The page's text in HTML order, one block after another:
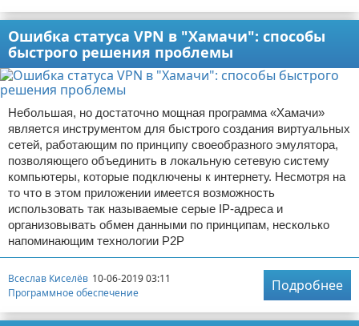
Ошибка статуса VPN в "Хамачи": способы
быстрого решения проблемы
Небольшая, но достаточно мощная программа «Хамачи»
является инструментом для быстрого создания виртуальных
сетей, работающим по принципу своеобразного эмулятора,
позволяющего объединить в локальную сетевую систему
компьютеры, которые подключены к интернету. Несмотря на
то что в этом приложении имеется возможность
использовать так называемые серые IP-адреса и
организовывать обмен данными по принципам, несколько
напоминающим технологии Р2Р
Всеслав Киселёв 10-06-2019 03:11
Программное обеспечение
Подробнее